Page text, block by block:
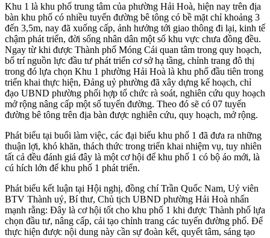
Khu 1 là khu phố trung tâm của phường Hải Hoà, hiện nay trên địa
bàn khu phố có nhiều tuyến đường bê tông có bề mặt chỉ khoảng 3
đến 3,5m, nay đã xuống cấp, ảnh hưởng tới giao thông đi lại, kinh tế
chậm phát triển, đời sống nhân dân một số khu vực chưa đồng đều.
Ngay từ khi được Thành phố Móng Cái quan tâm trong quy hoạch,
bố trí nguồn lực đầu tư phát triển cơ sở hạ tầng, chỉnh trang đô thị
trong đó lựa chọn Khu 1 phường Hải Hoà là khu phố đầu tiên trong
triển khai thực hiện, Đảng uỷ phường đã xây dựng kế hoạch, chỉ
đạo UBND phường phối hợp tổ chức rà soát, nghiên cứu quy hoạch
mở rộng nâng cấp một số tuyến đường. Theo đó sẽ có 07 tuyến
đường bê tông trên địa bàn được nghiên cứu, quy hoạch, mở rộng.
Phát biểu tại buổi làm việc, các đại biểu khu phố 1 đã đưa ra những
thuận lợi, khó khăn, thách thức trong triển khai nhiệm vụ, tuy nhiên
tất cả đều đánh giá đây là một cơ hội để khu phố 1 có bộ áo mới, là
cú hích lớn để khu phố 1 phát triển.
Phát biểu kết luận tại Hội nghị, đồng chí Trần Quốc Nam, Uỷ viên
BTV Thành uỷ, Bí thư, Chủ tịch UBND phường Hải Hoà nhấn
mạnh rằng: Đây là cơ hội tốt cho khu phố 1 khi được Thành phố lựa
chọn đầu tư, nâng cấp, cải tạo chỉnh trang các tuyến đường phố. Để
thực hiện được nội dung này cần sự đoàn kết, quyết tâm, sáng tạo